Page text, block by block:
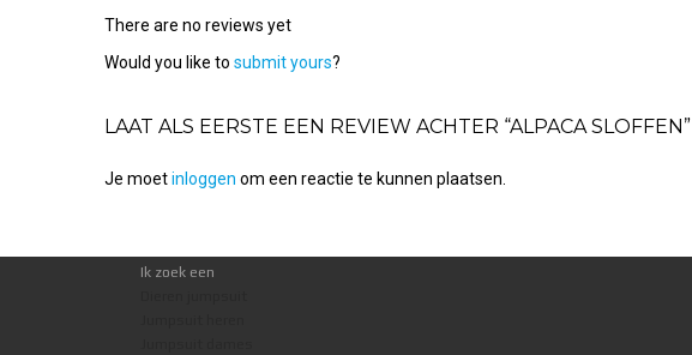
There are no reviews yet
Would you like to submit yours?
LAAT ALS EERSTE EEN REVIEW ACHTER “ALPACA SLOFFEN”
Je moetinloggen om een reactie te kunnen plaatsen.
Ik zoek een